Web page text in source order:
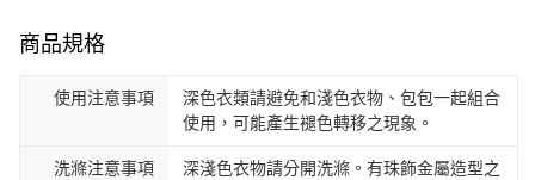
商品規格
使用注意事項
深色衣類請避免和淺色衣物、包包一起組合
使用，可能產生褪色轉移之現象。
洗滌注意事項
深淺色衣物請分開洗滌。有珠飾金屬造型之